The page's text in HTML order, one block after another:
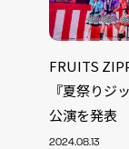
FRUITS
『夏祭りジ
公演を発表
2024.08.13